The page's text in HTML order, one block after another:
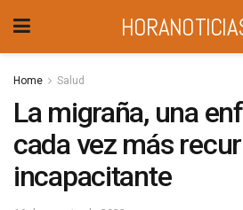
Home Salud
La migraña, una
cada vez más
incapacitante